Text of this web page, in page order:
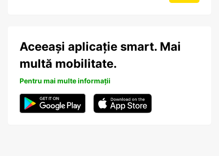
Aceeași aplicație smart. Mai
multă mobilitate.
Pentru mai multe informații